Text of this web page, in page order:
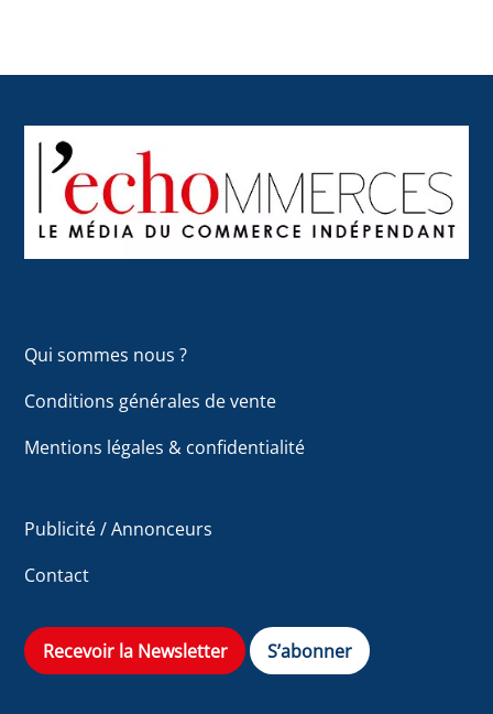
To
Top
Qui sommes nous ?
Conditions générales de vente
Mentions légales & confidentialité
Publicité / Annonceurs
Contact
Recevoir la Newsletter S’abonner